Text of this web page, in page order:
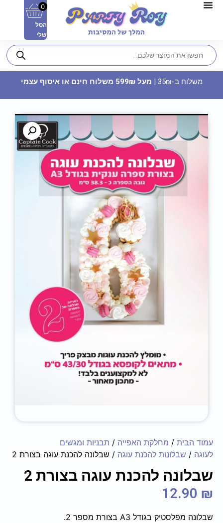
שרשרת אורות לתלייה - כדורגל
29.90₪
0
הסל
שלי
משלוח ב-35₪ | מעל 599₪ משלוח חינם או איסוף עצמי
עמוד הבית / מחלקת האפייה / תבניות ומגשים
לעוגה / שבלונות להכנת עוגה / שבלונה להכנת עוגה בצורת 2
שבלונה להכנת עוגה בצורת 2
12.90 ₪
שבלונה מפלסטיק בגודל A3 בצורת מספר 2.